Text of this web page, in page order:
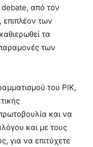
debate, από τον
επιπλέον των
τα
των
του ΡΙΚ,
και να
και με τους
για να επιτύχετε